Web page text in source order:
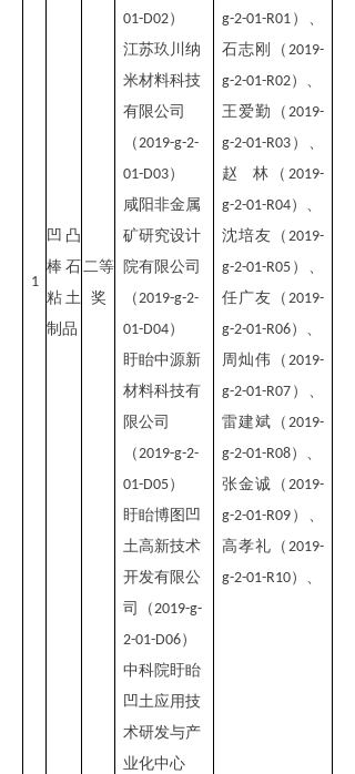
1
凹凸
棒石
粘土
制品
二等
奖
01-D02）
江苏玖川纳
米材料科技
有限公司
（2019-g-2-
01-D03）
咸阳非金属
矿研究设计
院有限公司
（2019-g-2-
01-D04）
盱眙中源新
材料科技有
限公司
（2019-g-2-
01-D05）
盱眙博图凹
土高新技术
开发有限公
司（2019-g-
2-01-D06）
中科院盱眙
凹土应用技
术研发与产
业化中心
g-2-01-R01 ）、
石志刚（ 2019-
g-2-01-R02）、
王爱勤（ 2019-
g-2-01-R03 ）、
赵 林（ 2019-
g-2-01-R04）、
沈培友（ 2019-
g-2-01-R05 ）、
任广友（ 2019-
g-2-01-R06）、
周灿伟（ 2019-
g-2-01-R07 ）、
雷建斌（ 2019-
g-2-01-R08）、
张金诚（ 2019-
g-2-01-R09 ）、
高孝礼（ 2019-
g-2-01-R10）、